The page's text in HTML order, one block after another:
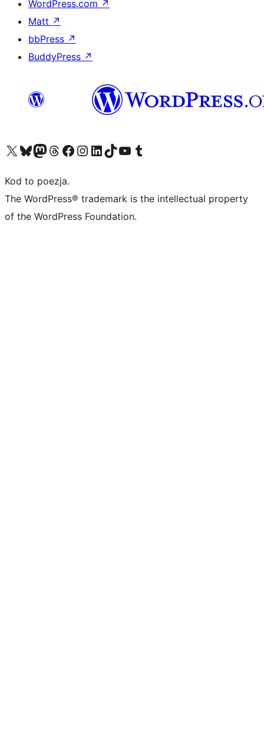
WordPress.com ↗
Matt ↗
bbPress ↗
BuddyPress ↗
Odwiedź nasze konto X (dawniej Twitter)
Odwiedź nasze konto Bluesky
Odwiedź nasze konto na Mastodoncie
Odwiedź naszego Threadsa
Odwiedź naszego Facebooka
Odwiedź nasze konto na Instagramie
Odwiedź nasze konto na LinkedIn
Odwiedź naszego TikToka
Odwiedź nasz kanał YouTube
Odwiedź naszego Tumblra
Kod to poezja.
The WordPress® trademark is the intellectual property
of the WordPress Foundation.